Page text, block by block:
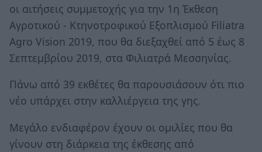
οι αιτήσεις συμμετοχής για την 1η Έκθεση
Αγροτικού - Κτηνοτροφικού Εξοπλισμού Filiatra
Agro Vision 2019, που θα διεξαχθεί από 5 έως 8
Σεπτεμβρίου 2019, στα Φιλιατρά Μεσσηνίας.
Πάνω από 39 εκθέτες θα παρουσιάσουν ότι πιο
νέο υπάρχει στην καλλιέργεια της γης.
Μεγάλο ενδιαφέρον έχουν οι ομιλίες που θα
γίνουν στη διάρκεια της έκθεσης από